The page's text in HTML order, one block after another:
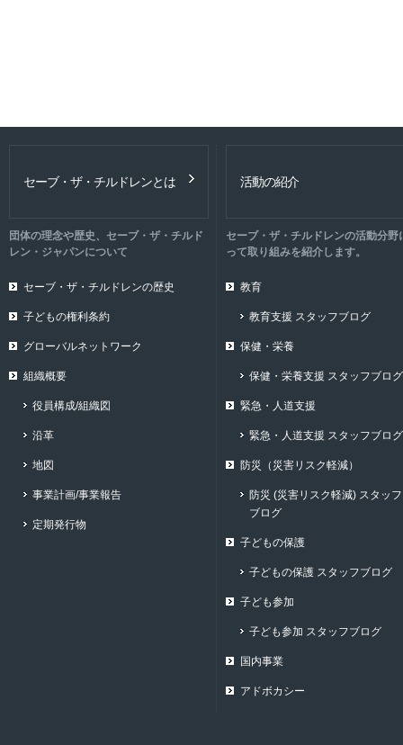
セーブ・ザ・チルドレンとは
団体の理念や歴史、セーブ・ザ・チルド
レン・ジャパンについて
セーブ・ザ・チルドレンの歴史
子どもの権利条約
グローバルネットワーク
組織概要
役員構成/組織図
沿革
地図
事業計画/事業報告
定期発行物
活動の紹介
セーブ・ザ・チルドレンの活動分野
って取り組みを紹介します。
教育
教育支援 スタッフブログ
保健・栄養
保健・栄養支援 スタッフブログ
緊急・人道支援
緊急・人道支援 スタッフブログ
防災（災害リスク軽減）
防災 (災害リスク軽減) スタッフ
ブログ
子どもの保護
子どもの保護 スタッフブログ
子ども参加
子ども参加 スタッフブログ
国内事業
アドボカシー